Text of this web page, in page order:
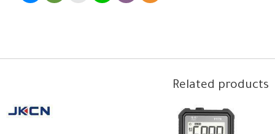
Related products